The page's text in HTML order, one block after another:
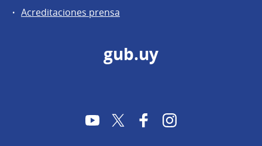
Acreditaciones prensa
gub.uy
YouTubeTwitter FacebookInstagram